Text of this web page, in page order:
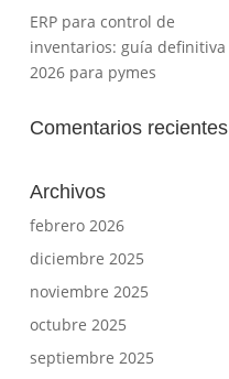
ERP para control de
inventarios: guía definitiva
2026 para pymes
Comentarios recientes
Archivos
febrero 2026
diciembre 2025
noviembre 2025
octubre 2025
septiembre 2025